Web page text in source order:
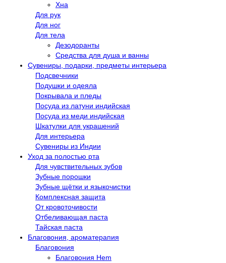
Хна
Для рук
Для ног
Для тела
Дезодоранты
Средства для душа и ванны
Сувениры, подарки, предметы интерьера
Подсвечники
Подушки и одеяла
Покрывала и пледы
Посуда из латуни индийская
Посуда из меди индийская
Шкатулки для украшений
Для интерьера
Сувениры из Индии
Уход за полостью рта
Для чувствительных зубов
Зубные порошки
Зубные щётки и языкочистки
Комплексная защита
От кровоточивости
Отбеливающая паста
Тайская паста
Благовония, ароматерапия
Благовония
Благовония Hem